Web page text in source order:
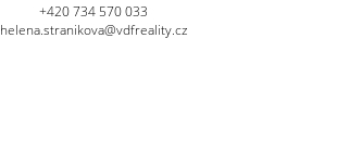
+420 734 570 033
helena.stranikova@vdfreality.cz